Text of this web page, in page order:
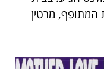
המתופף, מרטין